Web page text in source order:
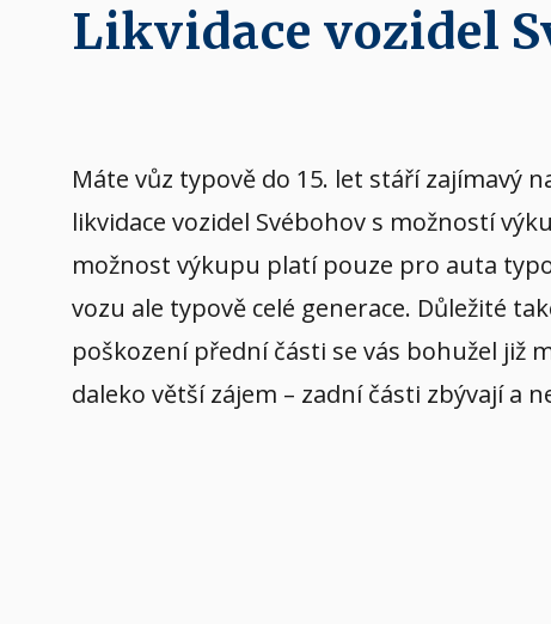
Likvidace vozidel
Máte vůz typově do 15. let stáří zajímavý
likvidace vozidel Svébohov s možností
možnost výkupu platí pouze pro auta
vozu ale typově celé generace. Důležité
poškození přední části se vás bohužel již
daleko větší zájem – zadní části zbývají a